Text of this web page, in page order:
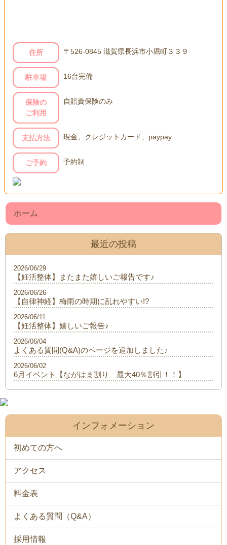
住所 〒526-0845 滋賀県長浜市小堀町３３９
駐車場 16台完備
保険の
ご利用
自賠責保険のみ
支払方法 現金、クレジットカード、paypay
ご予約 予約制
ホーム
最近の投稿
【妊活整体】またまた嬉しいご報告です♪
2026/06/29
【自律神経】梅雨の時期に乱れやすい!?
2026/06/26
【妊活整体】嬉しいご報告♪
2026/06/11
よくある質問(Q&A)のページを追加しました♪
2026/06/04
6月イベント【ながはま割り 最大40％割引！！】
2026/06/02
インフォメーション
初めての方へ
アクセス
料金表
よくある質問（Q&A）
採用情報